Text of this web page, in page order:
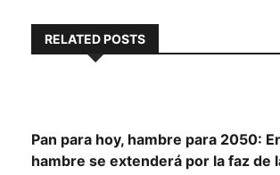
RELATED POSTS
Pan para hoy, hambre para 2050:
hambre se extenderá por la faz de